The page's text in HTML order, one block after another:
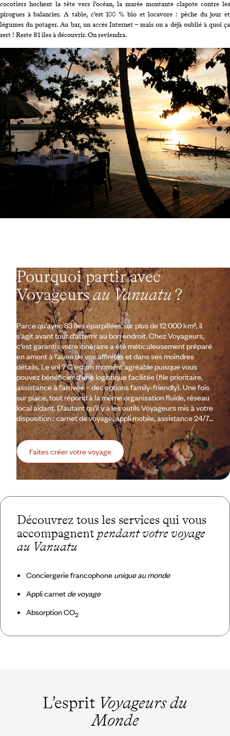
cocotiers hochent la tête vers l’océan, la marée montante clapote contre les
pirogues à balancier. A table, c’est 100 % bio et locavore : pêche du jour et
légumes du potager. Au bar, un accès Internet – mais on a déjà oublié à quoi ça
sert ! Reste 81 îles à découvrir. On reviendra.
Pourquoi partir avec
Voyageursau Vanuatu?
Parce qu’avec 83 îles éparpillées sur plus de 12 000 km², il
s’agit avant tout d’atterrir au bon endroit. Chez Voyageurs,
c’est garanti : votre itinéraire a été méticuleusement préparé
en amont à l’aune de vos affinités et dans ses moindres
détails. Le vol ? C’est un moment agréable puisque vous
pouvez bénéficier d’une logistique facilitée (file prioritaire,
assistance à l’arrivée – des options family-friendly). Une fois
sur place, tout répond à la même organisation fluide, réseau
local aidant. D’autant qu’il y a les outils Voyageurs mis à votre
disposition : carnet de voyage, appli mobile, assistance 24/7…
Faites créer votre voyage
Découvrez tous les services qui vous
accompagnent pendant votre voyage
au Vanuatu
Conciergerie francophone unique au monde
Appli carnet de voyage
Absorption CO2
L’esprit Voyageurs du
Monde